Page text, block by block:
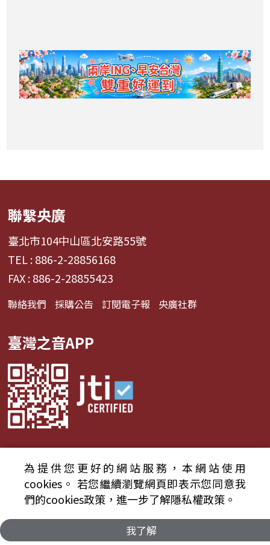
聯繫央廣
臺北市104中山區北安路55號
TEL : 886-2-28856168
FAX : 886-2-28855423
聯絡我們 採購公告 訂閱電子報 央廣社群
臺灣之音APP
© 2024財團法人中央廣播電臺 版權所有
資通安全政策聲明
服務條款 隱私權條款
為提供您更好的網站服務，本網站使用
cookies。 若您繼續瀏覽網頁即表示您同意我
們的cookies政策，進一步了解隱私權政策。
我了解